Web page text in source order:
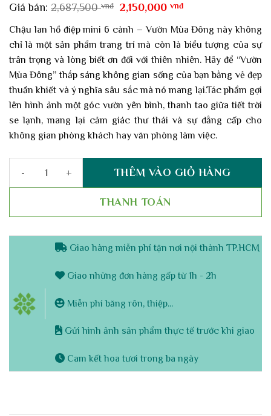
Giá bán: 2,687,500vnđ
Giá
là:
2,687,500 vnđ.
2,150,000vnđGiá
tại
là:
2,150,000 vnđ.
Chậu lan hồ điệp mini 6 cành – Vườn Mùa Đông này không
chỉ là một sản phẩm trang trí mà còn là biểu tượng của sự
trân trọng và lòng biết ơn đối với thiên nhiên. Hãy để “Vườn
Mùa Đông” thắp sáng không gian sống của bạn bằng vẻ đẹp
thuần khiết và ý nghĩa sâu sắc mà nó mang lại.Tác phẩm gợi
lên hình ảnh một góc vườn yên bình, thanh tao giữa tiết trời
se lạnh, mang lại cảm giác thư thái và sự đẳng cấp cho
không gian phòng khách hay văn phòng làm việc.
Chậu lan hồ điệp mini 6 cành - Vườn Mùa Đông số lượng
THÊM VÀO GIỎ HÀNG
THANH TOÁN
Giao hàng miễn phí tận nơi nội thành TP.HCM
Giao những đơn hàng gấp từ 1h - 2h
Miễn phí băng rôn, thiệp...
Gửi hình ảnh sản phẩm thực tế trước khi giao
Cam kết hoa tươi trong ba ngày